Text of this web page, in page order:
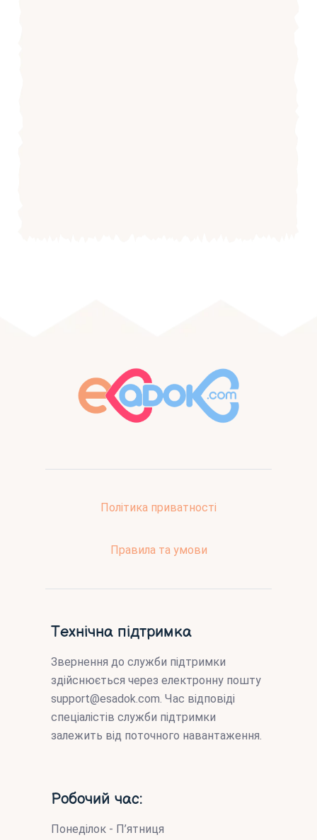
Політика приватності
Правила та умови
Технічна підтримка
Звернення до служби підтримки
здійснюється через електронну пошту
support@esadok.com. Час відповіді
спеціалістів служби підтримки
залежить від поточного навантаження.
Робочий час:
Понеділок - П’ятниця